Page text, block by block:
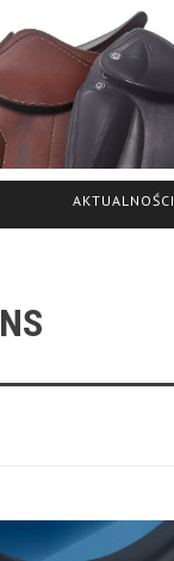
AKTUALNOŚCI